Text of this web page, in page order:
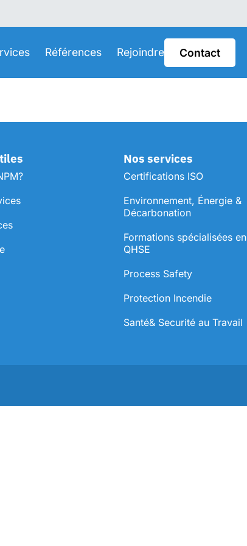
Références Rejoindre Contact
Nos services
Certifications ISO
Environnement, Énergie &
Décarbonation
⁠Formations spécialisées en
QHSE
Process Safety
Protection Incendie
Santé& Securité au Travail